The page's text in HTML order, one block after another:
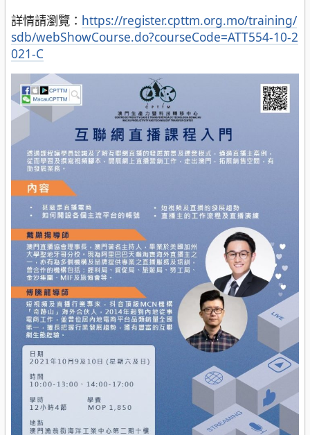
詳情請瀏覽： https://register.cpttm.org.mo/training/
sdb/webShowCourse.do?courseCode=ATT554-10-2
021-C